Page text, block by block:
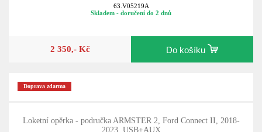
63.V05219A
Skladem - doručení do 2 dnů
2 350,- Kč Do košíku
Doprava zdarma
Loketní opěrka - područka ARMSTER 2, Ford Connect II, 2018-
2023, USB+AUX